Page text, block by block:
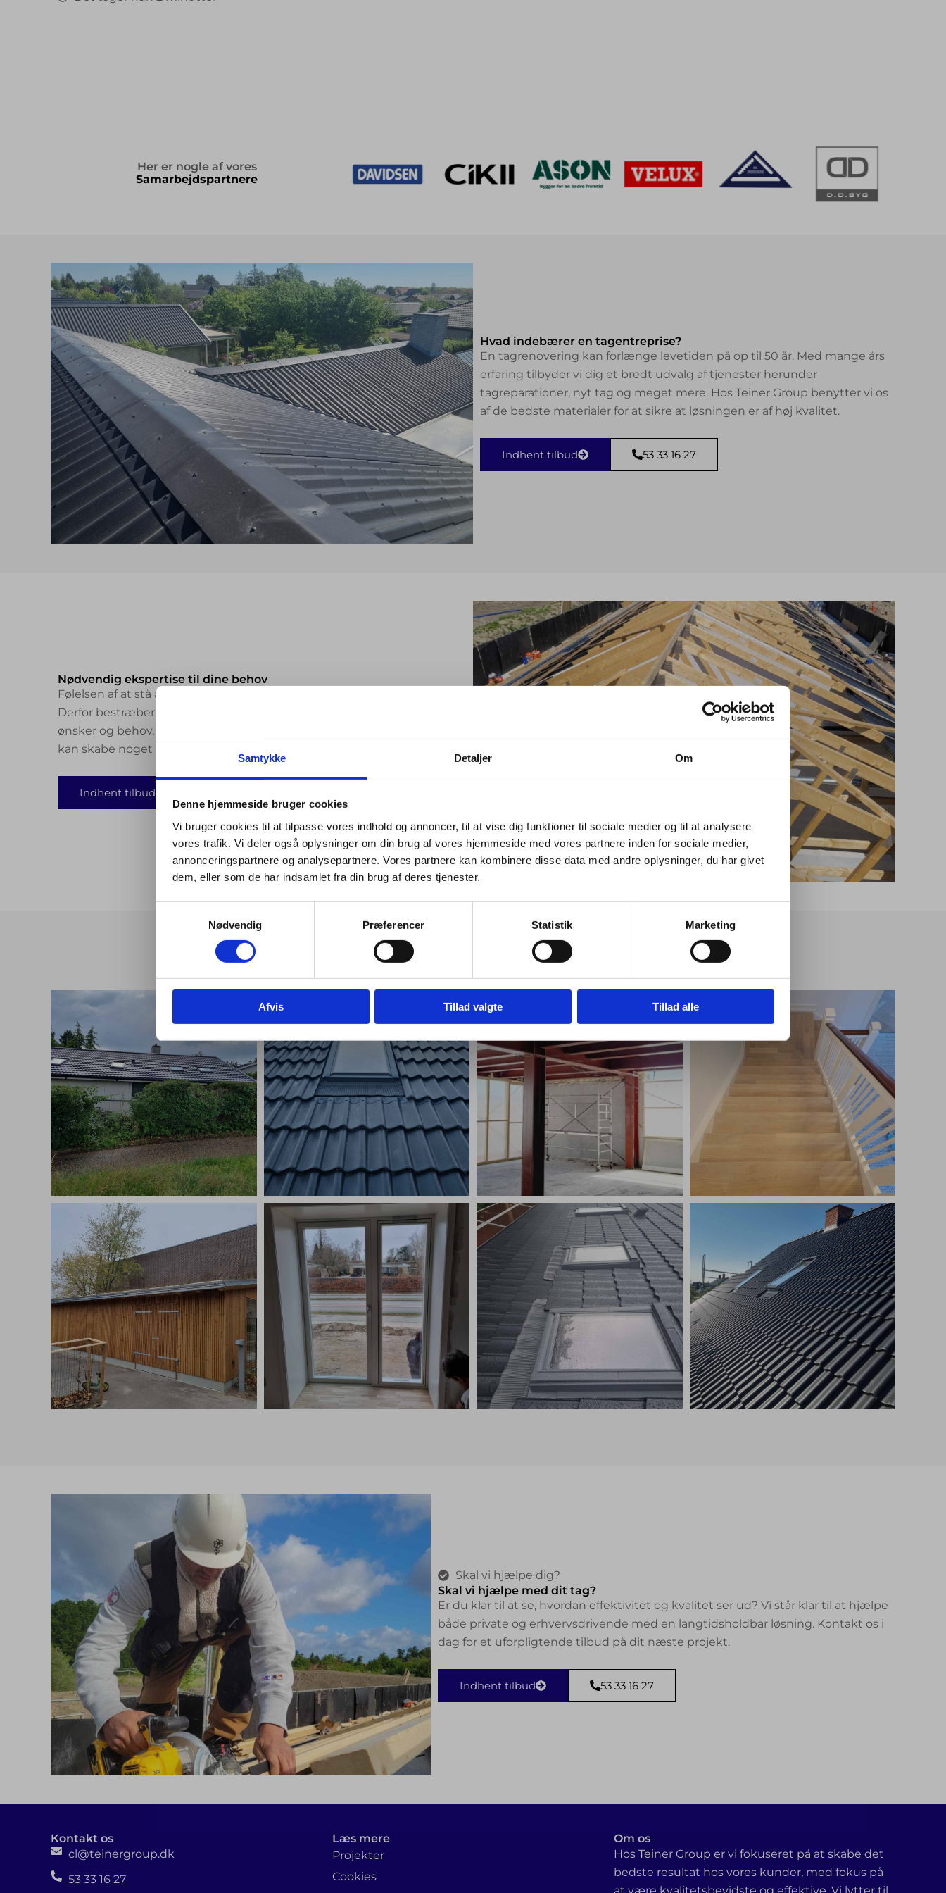
Samtykke Detaljer Om
Denne hjemmeside bruger cookies
Vi bruger cookies til at tilpasse vores indhold og annoncer, til at vise dig funktioner til sociale medier og til at analysere
vores trafik. Vi deler også oplysninger om din brug af vores hjemmeside med vores partnere inden for sociale medier,
annonceringspartnere og analysepartnere. Vores partnere kan kombinere disse data med andre oplysninger, du har givet
dem, eller som de har indsamlet fra din brug af deres tjenester.
Nødvendig
Præferencer Statistik Marketing
Afvis Tillad valgte Tillad alle
Her er nogle af vores
Samarbejdspartnere
Hvad indebærer en tagentreprise?
En tagrenovering kan forlænge levetiden på op til 50 år. Med mange års
erfaring tilbyder vi dig et bredt udvalg af tjenester herunder
tagreparationer, nyt tag og meget mere. Hos Teiner Group benytter vi os
af de bedste materialer for at sikre at løsningen er af høj kvalitet.
Indhent tilbud 53 33 16 27
Nødvendig ekspertise til dine behov
Følelsen af at stå alene med et større tagprojekt kan virke uoverskueligt.
Derfor bestræber vi os på at holde tæt kundekontakt, med fokus på de
ønsker og behov, du har. Vi er med dig fra start til slut, så vi i fællesskab
kan skabe noget holdbart og realisere dine drømme.
Indhent tilbud
Skal vi hjælpe dig?
Skal vi hjælpe med dit tag?
Er du klar til at se, hvordan effektivitet og kvalitet ser ud? Vi står klar til at hjælpe
både private og erhvervsdrivende med en langtidsholdbar løsning. Kontakt os i
dag for et uforpligtende tilbud på dit næste projekt.
Indhent tilbud 53 33 16 27
Kontakt os
cl@teinergroup.dk
53 33 16 27
Læs mere
Projekter
Cookies
Om os
Hos Teiner Group er vi fokuseret på at skabe det
bedste resultat hos vores kunder, med fokus på